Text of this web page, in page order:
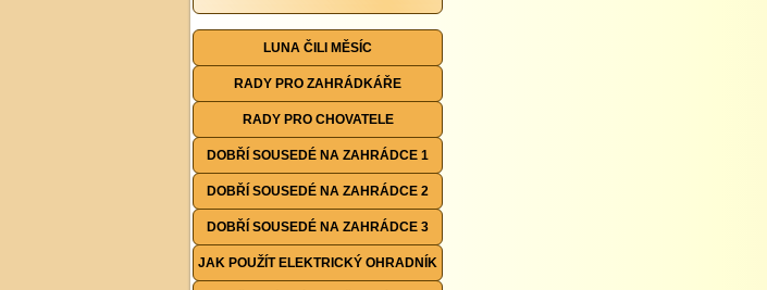
LUNA ČILI MĚSÍC
RADY PRO ZAHRÁDKÁŘE
RADY PRO CHOVATELE
DOBŘÍ SOUSEDÉ NA ZAHRÁDCE 1
DOBŘÍ SOUSEDÉ NA ZAHRÁDCE 2
DOBŘÍ SOUSEDÉ NA ZAHRÁDCE 3
JAK POUŽÍT ELEKTRICKÝ OHRADNÍK